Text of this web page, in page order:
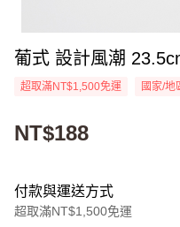
葡式 設計風潮
超取滿NT$1,500免運 國家/地
NT$188
付款與運送方式
超取滿NT$1,500免運